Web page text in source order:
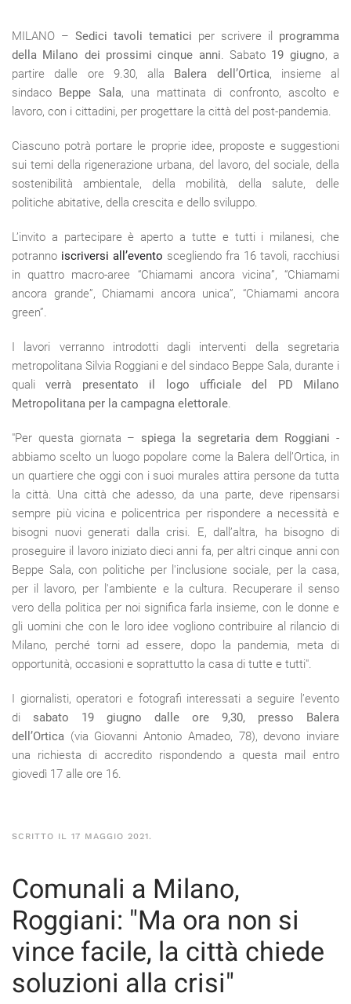
MILANO – Sedici tavoli tematici per scrivere il programma
della Milano dei prossimi cinque anni. Sabato 19 giugno, a
partire dalle ore 9.30, alla Balera dell’Ortica, insieme al
sindaco Beppe Sala, una mattinata di confronto, ascolto e
lavoro, con i cittadini, per progettare la città del post-pandemia.
Ciascuno potrà portare le proprie idee, proposte e suggestioni
sui temi della rigenerazione urbana, del lavoro, del sociale, della
sostenibilità ambientale, della mobilità, della salute, delle
politiche abitative, della crescita e dello sviluppo.
L’invito a partecipare è aperto a tutte e tutti i milanesi, che
potranno iscriversi all’evento scegliendo fra 16 tavoli, racchiusi
in quattro macro-aree “Chiamami ancora vicina”, “Chiamami
ancora grande”, Chiamami ancora unica”, “Chiamami ancora
green”.
I lavori verranno introdotti dagli interventi della segretaria
metropolitana Silvia Roggiani e del sindaco Beppe Sala, durante i
qualiverrà presentato il logo ufficiale del PD Milano
Metropolitana per la campagna elettorale.
"Per questa giornata – spiega la segretaria dem Roggiani -
abbiamo scelto un luogo popolare come la Balera dell’Ortica, in
un quartiere che oggi con i suoi murales attira persone da tutta
la città. Una città che adesso, da una parte, deve ripensarsi
sempre più vicina e policentrica per rispondere a necessità e
bisogni nuovi generati dalla crisi. E, dall’altra, ha bisogno di
proseguire il lavoro iniziato dieci anni fa, per altri cinque anni con
Beppe Sala, con politiche per l'inclusione sociale, per la casa,
per il lavoro, per l'ambiente e la cultura. Recuperare il senso
vero della politica per noi significa farla insieme, con le donne e
gli uomini che con le loro idee vogliono contribuire al rilancio di
Milano, perché torni ad essere, dopo la pandemia, meta di
opportunità, occasioni e soprattutto la casa di tutte e tutti".
I giornalisti, operatori e fotografi interessati a seguire l’evento
di sabato 19 giugno dalle ore 9,30, presso Balera
dell’Ortica (via Giovanni Antonio Amadeo, 78), devono inviare
una richiesta di accredito rispondendo a questa mail entro
giovedì 17 alle ore 16.
SCRITTO IL 17 MAGGIO 2021.
Comunali a Milano,
Roggiani: "Ma ora non si
vince facile, la città chiede
soluzioni alla crisi"